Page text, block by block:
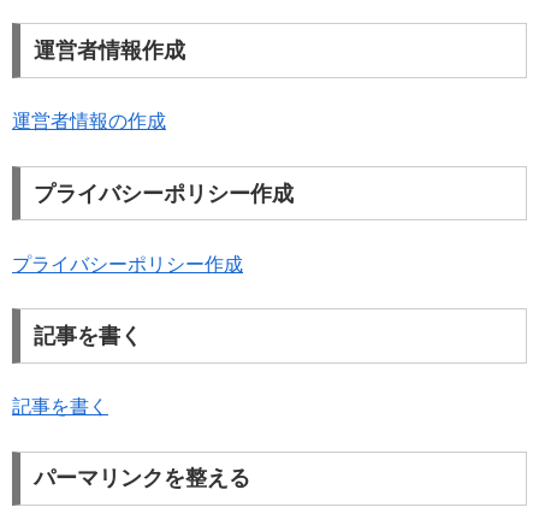
運営者情報作成
運営者情報の作成
プライバシーポリシー作成
プライバシーポリシー作成
記事を書く
記事を書く
パーマリンクを整える